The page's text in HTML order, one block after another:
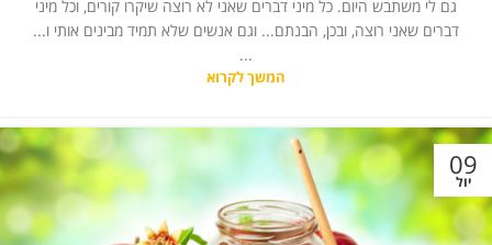
גם לי משתבש היום. כל מיני דברים שאני לא רוצה שיקרו קורים, וכל מיני
דברים שאני רוצה, ובכן, הבנתם... וגם אנשים שלא תמיד מבינים אותי ו...
...
המשך לקרוא
09
יול